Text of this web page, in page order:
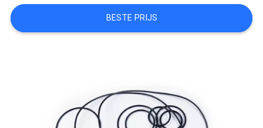
SITEMAP
BESTE PRIJS